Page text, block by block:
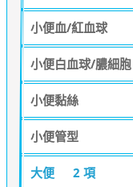
小便血/紅血球
小便白血球/膿細胞
小便黏絲
小便管型
大便 2 項